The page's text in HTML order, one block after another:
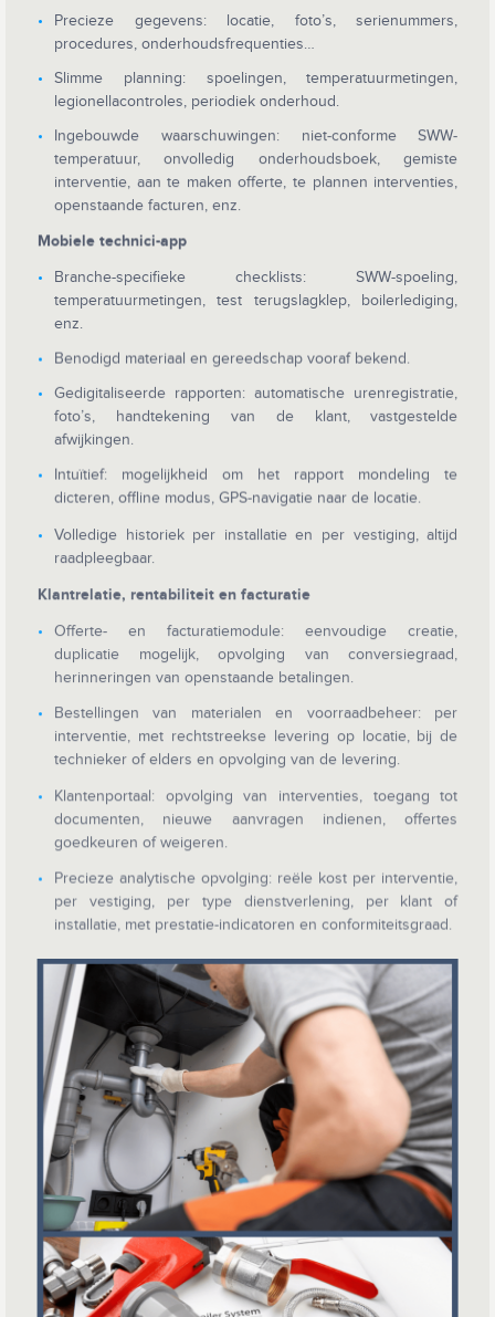
Precieze gegevens: locatie, foto’s, serienummers,
procedures, onderhoudsfrequenties…
Slimme planning: spoelingen, temperatuurmetingen,
legionellacontroles, periodiek onderhoud.
Ingebouwde waarschuwingen: niet-conforme SWW-
temperatuur, onvolledig onderhoudsboek, gemiste
interventie, aan te maken offerte, te plannen interventies,
openstaande facturen, enz.
Mobiele technici-app
Branche-specifieke checklists: SWW-spoeling,
temperatuurmetingen, test terugslagklep, boilerlediging,
enz.
Benodigd materiaal en gereedschap vooraf bekend.
Gedigitaliseerde rapporten: automatische urenregistratie,
foto’s, handtekening van de klant, vastgestelde
afwijkingen.
Intuïtief: mogelijkheid om het rapport mondeling te
dicteren, offline modus, GPS-navigatie naar de locatie.
Volledige historiek per installatie en per vestiging, altijd
raadpleegbaar.
Klantrelatie, rentabiliteit en facturatie
Offerte- en facturatiemodule: eenvoudige creatie,
duplicatie mogelijk, opvolging van conversiegraad,
herinneringen van openstaande betalingen.
Bestellingen van materialen en voorraadbeheer: per
interventie, met rechtstreekse levering op locatie, bij de
technieker of elders en opvolging van de levering.
Klantenportaal: opvolging van interventies, toegang tot
documenten, nieuwe aanvragen indienen, offertes
goedkeuren of weigeren.
Precieze analytische opvolging: reële kost per interventie,
per vestiging, per type dienstverlening, per klant of
installatie, met prestatie-indicatoren en conformiteitsgraad.